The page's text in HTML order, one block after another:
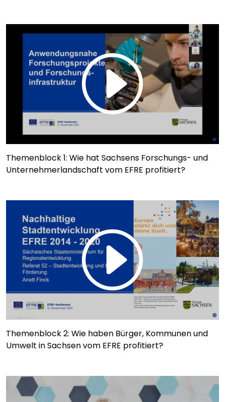
Themenblock 1: Wie hat Sachsens Forschungs- und
Unternehmerlandschaft vom EFRE profitiert?
Themenblock 2: Wie haben Bürger, Kommunen und
Umwelt in Sachsen vom EFRE profitiert?